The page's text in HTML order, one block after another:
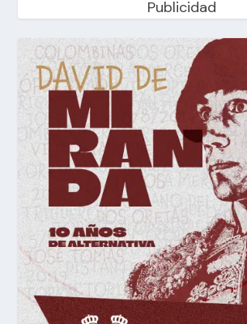
Publicidad